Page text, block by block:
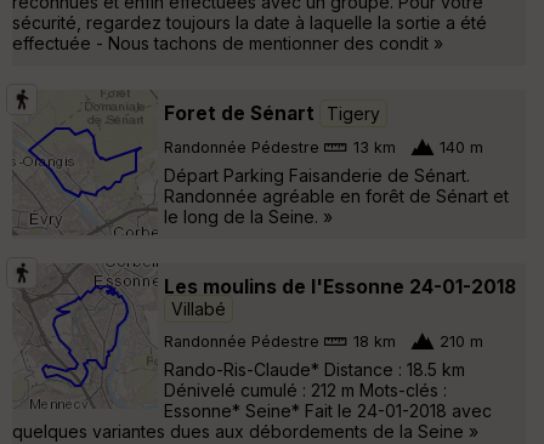
sécurité, regardez toujours la date à laquelle la sortie a été
effectuée - Nous tachons de mentionner des condit »
Foret de Sénart Tigery
Randonnée Pédestre 13 km 140 m
Départ Parking Faisanderie de Sénart.
Randonnée agréable en forêt de Sénart et
le long de la Seine. »
Les moulins de l'Essonne 24-01-2018
Villabé
Randonnée Pédestre 18 km 210 m
Rando-Ris-Claude* Distance : 18.5 km
Dénivelé cumulé : 212 m Mots-clés :
Essonne* Seine* Fait le 24-01-2018 avec
quelques variantes dues aux débordements de la Seine »